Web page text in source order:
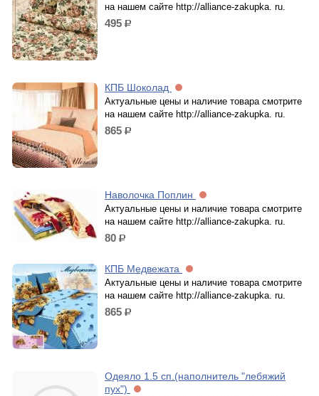
на нашем сайте http://alliance-zakupka. ru.
495 р.
КПБ Шоколад
Актуальные цены и наличие товара смотрите
на нашем сайте http://alliance-zakupka. ru.
865 р.
Наволочка Поплин
Актуальные цены и наличие товара смотрите
на нашем сайте http://alliance-zakupka. ru.
80 р.
КПБ Медвежата
Актуальные цены и наличие товара смотрите
на нашем сайте http://alliance-zakupka. ru.
865 р.
Одеяло 1.5 сп.(наполнитель "лебяжий
пух")